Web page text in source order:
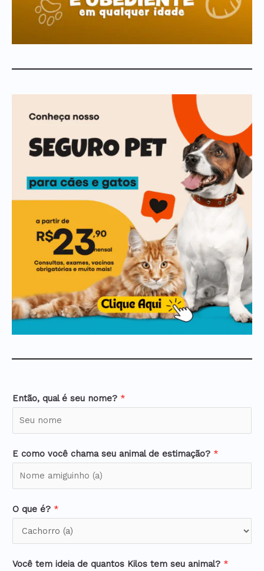
Então, qual é seu nome? *
E como você chama seu animal de estimação? *
O que é? *
Você tem ideia de quantos Kilos tem seu animal? *